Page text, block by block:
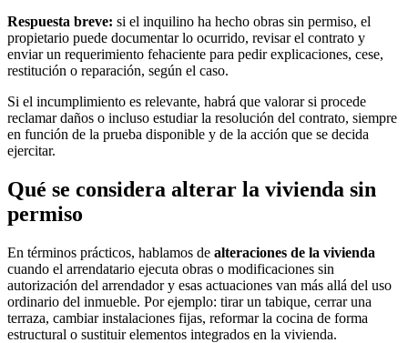
Respuesta breve: si el inquilino ha hecho obras sin permiso, el
propietario puede documentar lo ocurrido, revisar el contrato y
enviar un requerimiento fehaciente para pedir explicaciones, cese,
restitución o reparación, según el caso.
Si el incumplimiento es relevante, habrá que valorar si procede
reclamar daños o incluso estudiar la resolución del contrato, siempre
en función de la prueba disponible y de la acción que se decida
ejercitar.
Qué se considera alterar la vivienda sin
permiso
En términos prácticos, hablamos de alteraciones de la vivienda
cuando el arrendatario ejecuta obras o modificaciones sin
autorización del arrendador y esas actuaciones van más allá del uso
ordinario del inmueble. Por ejemplo: tirar un tabique, cerrar una
terraza, cambiar instalaciones fijas, reformar la cocina de forma
estructural o sustituir elementos integrados en la vivienda.